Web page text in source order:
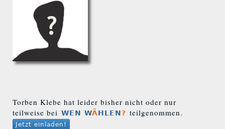
Torben Klebe hat leider bisher nicht oder nur
teilweise bei WEN WÄHLEN? teilgenommen.
Jetzt einladen!